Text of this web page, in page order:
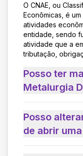
O CNAE, ou
Econômicas, é
atividades
entidade, sendo
atividade que a
tributação,
Posso ter
Metalurgia
Posso
de abrir